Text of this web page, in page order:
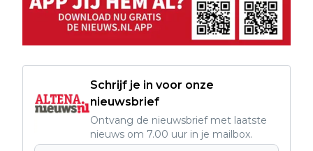
Schrijf je in voor onze
nieuwsbrief
Ontvang de nieuwsbrief met laatste
nieuws om 7.00 uur in je mailbox.